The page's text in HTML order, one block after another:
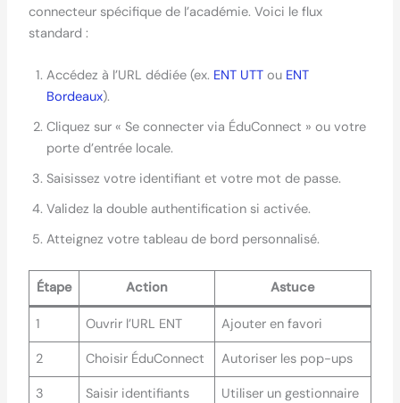
connecteur spécifique de l’académie. Voici le flux
standard :
Accédez à l’URL dédiée (ex. ENT UTTou ENT
Bordeaux).
Cliquez sur « Se connecter via ÉduConnect » ou votre
porte d’entrée locale.
Saisissez votre identifiant et votre mot de passe.
Validez la double authentification si activée.
Atteignez votre tableau de bord personnalisé.
Étape Action Astuce
1 Ouvrir l’URL ENT Ajouter en favori
2 Choisir ÉduConnect Autoriser les pop-ups
3 Saisir identifiants Utiliser un gestionnaire